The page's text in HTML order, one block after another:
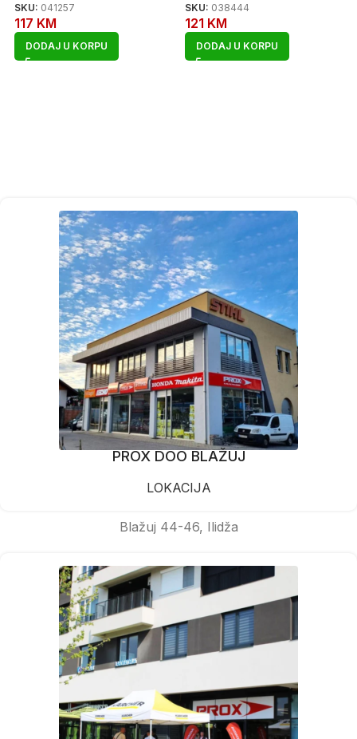
SKU: 041257
117 KM
DODAJ U KORPU
SKU: 038444
121 KM
DODAJ U KORPU
PROX DOO BLAŽUJ
LOKACIJA
Blažuj 44-46, Ilidža